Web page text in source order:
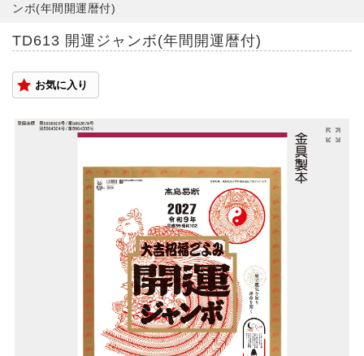
ンボ(年間開運暦付)
TD613 開運ジャンボ(年間開運暦付)
お気に入り